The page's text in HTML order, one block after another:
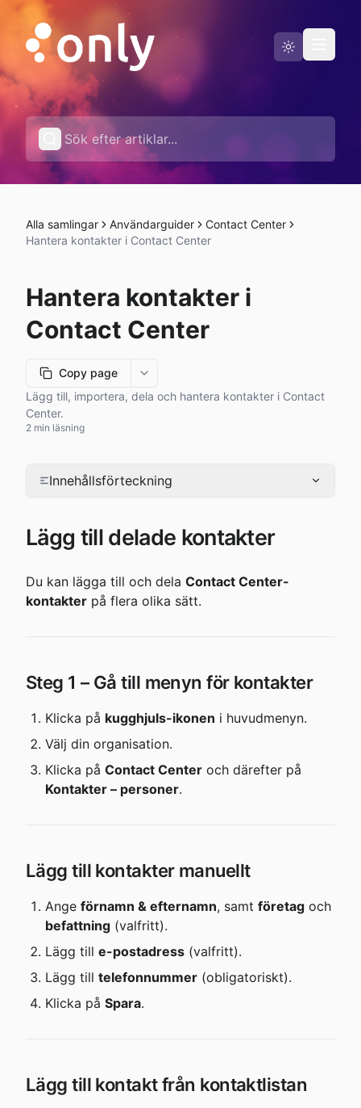
Driftstatus
Svenska
Alla samlingar Användarguider
Contact Center
Hantera kontakter i Contact Center
Hantera kontakter i
Contact Center
Copy page
More options
Lägg till, importera, dela och hantera kontakter i Contact
Center.
2 min läsning
Innehållsförteckning
Lägg till delade kontakter
Du kan lägga till och dela Contact Center-
kontakter på flera olika sätt.
Steg 1 – Gå till menyn för kontakter
Klicka på kugghjuls-ikonen i huvudmenyn.
Välj din organisation.
Klicka på Contact Center och därefter på
Kontakter – personer.
Lägg till kontakter manuellt
Ange förnamn & efternamn, samt företag och
befattning (valfritt).
Lägg till e-postadress (valfritt).
Lägg till telefonnummer (obligatoriskt).
Klicka på Spara.
Lägg till kontakt från kontaktlistan